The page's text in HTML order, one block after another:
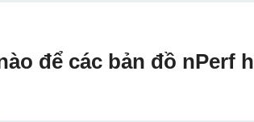
để các bản đồ nPerf